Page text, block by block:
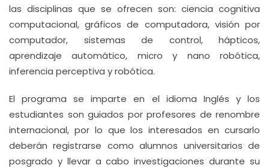
las disciplinas que se ofrecen son: ciencia cognitiva
computacional, gráficos de computadora, visión por
computador, sistemas de control, hápticos,
aprendizaje automático, micro y nano robótica,
inferencia perceptiva y robótica.
El programa se imparte en el idioma Inglés y los
estudiantes son guiados por profesores de renombre
internacional, por lo que los interesados en cursarlo
deberán registrarse como alumnos universitarios de
posgrado y llevar a cabo investigaciones durante su